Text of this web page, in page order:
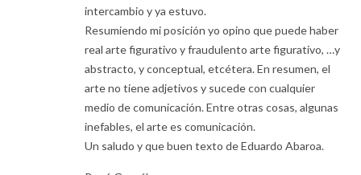
intercambio y ya estuvo.
Resumiendo mi posición yo opino que puede haber
real arte figurativo y fraudulento arte figurativo, …y
abstracto, y conceptual, etcétera. En resumen, el
arte no tiene adjetivos y sucede con cualquier
medio de comunicación. Entre otras cosas, algunas
inefables, el arte es comunicación.
Un saludo y que buen texto de Eduardo Abaroa.